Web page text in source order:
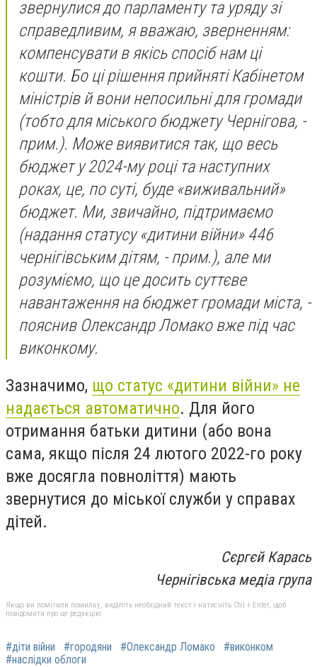
звернулися до парламенту та уряду зі
справедливим, я вважаю, зверненням:
компенсувати в якісь спосіб нам ці
кошти. Бо ці рішення прийняті Кабінетом
міністрів й вони непосильні для громади
(тобто для міського бюджету Чернігова, -
прим.). Може виявитися так, що весь
бюджет у 2024-му році та наступних
роках, це, по суті, буде «виживальний»
бюджет. Ми, звичайно, підтримаємо
(надання статусу «дитини війни» 446
чернігівським дітям, - прим.), але ми
розуміємо, що це досить суттєве
навантаження на бюджет громади міста, -
пояснив Олександр Ломако вже під час
виконкому.
Зазначимо, що статус «дитини війни» не
надається автоматично. Для його
отримання батьки дитини (або вона
сама, якщо після 24 лютого 2022-го року
вже досягла повноліття) мають
звернутися до міської служби у справах
дітей.
Сєргєй Карась
Чернігівська медіа група
Якщо ви помітили помилку, виділіть необхідний текст і натисніть Ctrl + Enter, щоб
повідомити про це редакцію
#діти війни #городяни #Олександр Ломако
#виконком
#наслідки облоги